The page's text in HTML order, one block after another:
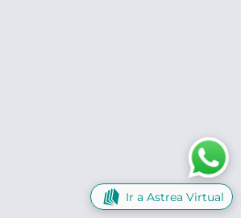
Ir a Astrea Virtual